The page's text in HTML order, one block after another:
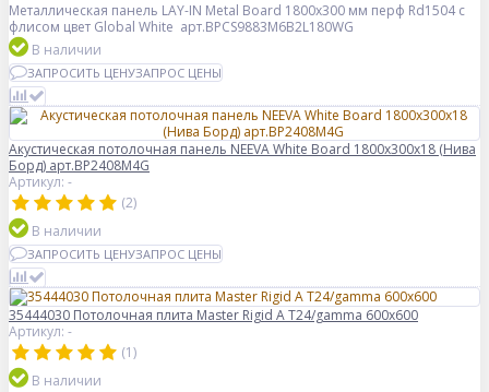
Металлическая панель LAY-IN Metal Board 1800x300 мм перф Rd1504 с
флисом цвет Global White арт.BPCS9883M6B2L180WG
В наличии
ЗАПРОСИТЬ ЦЕНУЗАПРОС ЦЕНЫ
Акустическая потолочная панель NEEVA White Board 1800x300x18 (Нива
Борд) арт.BP2408M4G
Артикул: -
(2)
В наличии
ЗАПРОСИТЬ ЦЕНУЗАПРОС ЦЕНЫ
35444030 Потолочная плита Master Rigid A T24/gamma 600x600
Артикул: -
(1)
В наличии